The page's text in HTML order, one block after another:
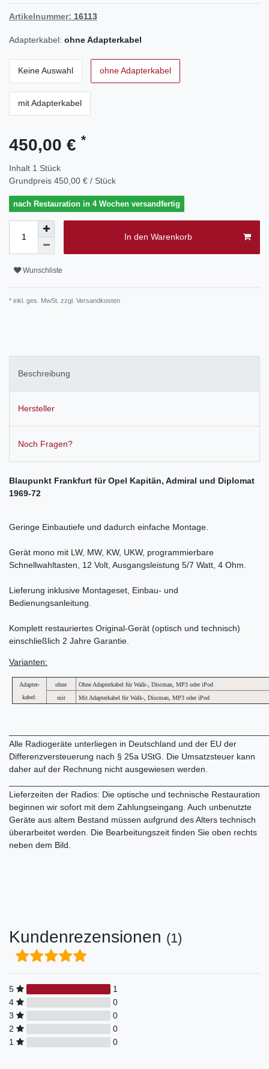
Artikelnummer: 16113
Adapterkabel: ohne Adapterkabel
Keine Auswahl ohne Adapterkabel
mit Adapterkabel
450,00 € *
Inhalt 1 Stück
Grundpreis 450,00 € / Stück
nach Restauration in 4 Wochen versandfertig
In den Warenkorb
Wunschliste
* inkl. ges. MwSt. zzgl. Versandkosten
Beschreibung
Hersteller
Noch Fragen?
Blaupunkt Frankfurt für Opel Kapitän, Admiral und Diplomat
1969-72
Geringe Einbautiefe und dadurch einfache Montage.
Gerät mono mit LW, MW, KW, UKW, programmierbare
Schnellwahltasten, 12 Volt, Ausgangsleistung 5/7 Watt, 4 Ohm.
Lieferung inklusive Montageset, Einbau- und
Bedienungsanleitung.
Komplett restauriertes Original-Gerät (optisch und technisch)
einschließlich 2 Jahre Garantie.
Varianten:
Adapter-
kabel:
ohne
Ohne Adapterkabel für Walk-, Discman, MP3 oder iPod
mit
Mit Adapterkabel für Walk-, Discman, MP3 oder iPod
Alle Radiogeräte unterliegen in Deutschland und der EU der
Differenzversteuerung nach § 25a UStG. Die Umsatzsteuer kann
daher auf der Rechnung nicht ausgewiesen werden.
Lieferzeiten der Radios: Die optische und technische Restauration
beginnen wir sofort mit dem Zahlungseingang. Auch unbenutzte
Geräte aus altem Bestand müssen aufgrund des Alters technisch
überarbeitet werden. Die Bearbeitungszeit finden Sie oben rechts
neben dem Bild.
Kundenrezensionen (1)
5
1
4
0
3
0
2
0
1
0